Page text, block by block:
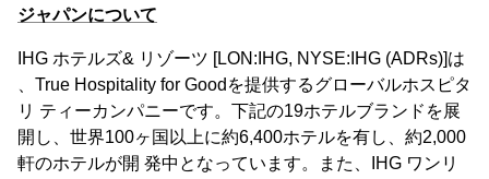
ジャパンについて
IHG ホテルズ& リゾーツ [LON:IHG, NYSE:IHG (ADRs)]は
、True Hospitality for Goodを提供するグローバルホスピタ
リ ティーカンパニーです。下記の19ホテルブランドを展
開し、世界100ヶ国以上に約6,400ホテルを有し、約2,000
軒のホテルが開 発中となっています。また、IHG ワンリ